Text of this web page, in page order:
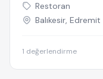
Restoran
Balıkesir, Edremit
1 değerlendirme